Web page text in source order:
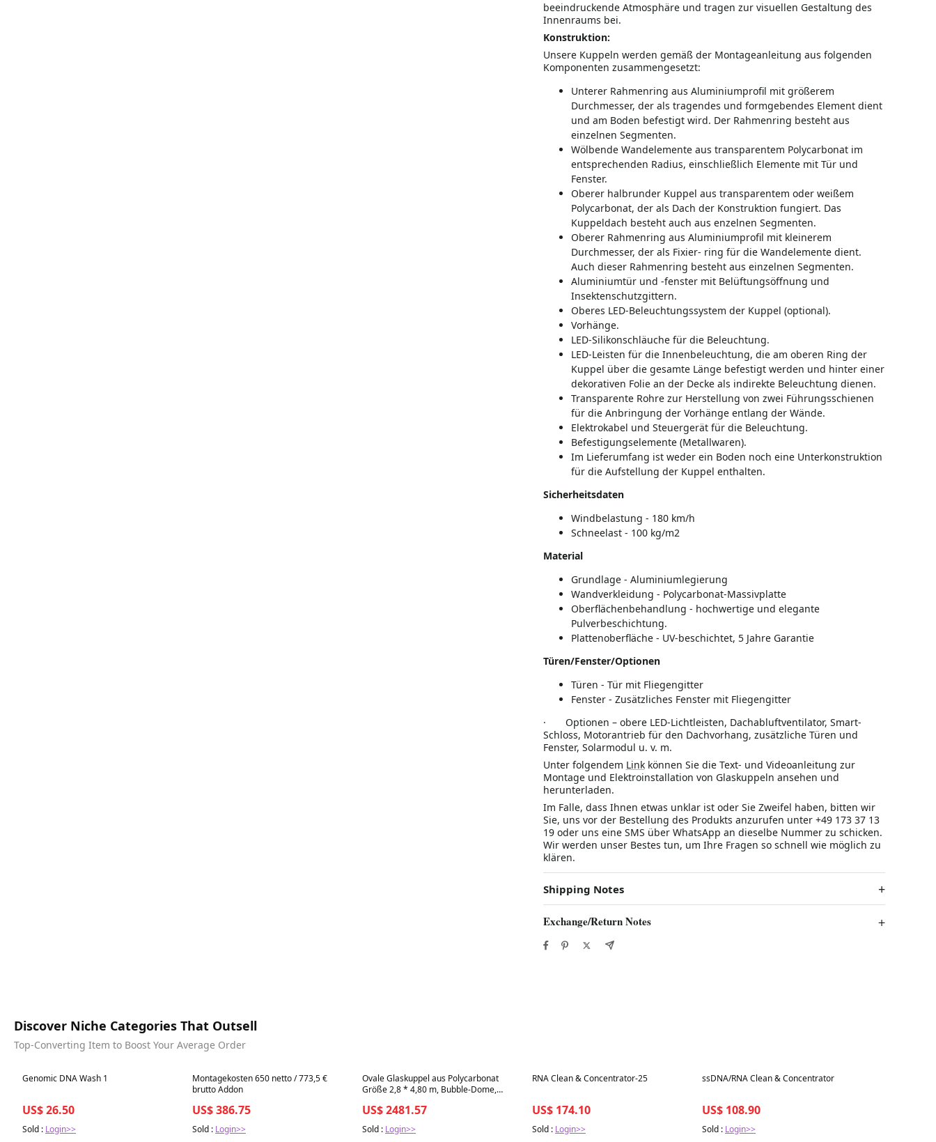
beeindruckende Atmosphäre und tragen zur visuellen Gestaltung des
Innenraums bei.
Konstruktion:
Unsere Kuppeln werden gemäß der Montageanleitung aus folgenden
Komponenten zusammengesetzt:
Unterer Rahmenring aus Aluminiumprofil mit größerem
Durchmesser, der als tragendes und formgebendes Element dient
und am Boden befestigt wird. Der Rahmenring besteht aus
einzelnen Segmenten.
Wölbende Wandelemente aus transparentem Polycarbonat im
entsprechenden Radius, einschließlich Elemente mit Tür und
Fenster.
Oberer halbrunder Kuppel aus transparentem oder weißem
Polycarbonat, der als Dach der Konstruktion fungiert. Das
Kuppeldach besteht auch aus enzelnen Segmenten.
Oberer Rahmenring aus Aluminiumprofil mit kleinerem
Durchmesser, der als Fixier- ring für die Wandelemente dient.
Auch dieser Rahmenring besteht aus einzelnen Segmenten.
Aluminiumtür und -fenster mit Belüftungsöffnung und
Insektenschutzgittern.
Oberes LED-Beleuchtungssystem der Kuppel (optional).
Vorhänge.
LED-Silikonschläuche für die Beleuchtung.
LED-Leisten für die Innenbeleuchtung, die am oberen Ring der
Kuppel über die gesamte Länge befestigt werden und hinter einer
dekorativen Folie an der Decke als indirekte Beleuchtung dienen.
Transparente Rohre zur Herstellung von zwei Führungsschienen
für die Anbringung der Vorhänge entlang der Wände.
Elektrokabel und Steuergerät für die Beleuchtung.
Befestigungselemente (Metallwaren).
Im Lieferumfang ist weder ein Boden noch eine Unterkonstruktion
für die Aufstellung der Kuppel enthalten.
Sicherheitsdaten
Windbelastung - 180 km/h
Schneelast - 100 kg/m2
Material
Grundlage - Aluminiumlegierung
Wandverkleidung - Polycarbonat-Massivplatte
Oberflächenbehandlung - hochwertigeund elegante
Pulverbeschichtung.
Plattenoberfläche - UV-beschichtet, 5 Jahre Garantie
Türen/Fenster/Optionen
Türen - Tür mit Fliegengitter
Fenster - Zusätzliches Fenster mit Fliegengitter
· Optionen – obere LED-Lichtleisten, Dachabluftventilator, Smart-
Schloss, Motorantrieb für den Dachvorhang, zusätzliche Türen und
Fenster, Solarmodul u. v. m.
Unter folgendem Linkkönnen Sie die Text- und Videoanleitung zur
Montage und Elektroinstallation von Glaskuppeln ansehen und
herunterladen.
Im Falle, dass Ihnen etwas unklar ist oder Sie Zweifel haben, bitten wir
Sie, uns vor der Bestellung des Produkts anzurufen unter +49 173 37 13
19 oder uns eine SMS über WhatsApp an dieselbe Nummer zu schicken.
Wir werden unser Bestes tun, um Ihre Fragen so schnell wie möglich zu
klären.
Shipping Notes
Exchange/Return Notes
Discover Niche Categories That Outsell
Top-Converting Item to Boost Your Average Order
Best in 7 days
Genomic DNA Wash 1
US$ 26.50
Sold : Login>>
Best in 7 days
Montagekosten 650 netto / 773,5 €
brutto Addon
US$ 386.75
Sold : Login>>
Best in 7 days
Ovale Glaskuppel aus Polycarbonat
Größe 2,8 * 4,80 m, Bubble-Dome,
Glas-Iglu, wasserdicht, schlagfest,
beständig gegen Feuer, Wind und
Schneelast
US$ 2481.57
Sold : Login>>
Best in 7 days
RNA Clean & Concentrator-25
US$ 174.10
Sold : Login>>
Best in 7 days
ssDNA/RNA Clean & Concentrator
US$ 108.90
Sold : Login>>